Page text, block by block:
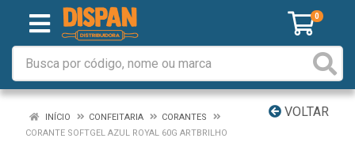
0
VOLTAR
INÍCIO CONFEITARIA
CORANTES
CORANTE SOFTGEL AZUL ROYAL 60G ARTBRILHO